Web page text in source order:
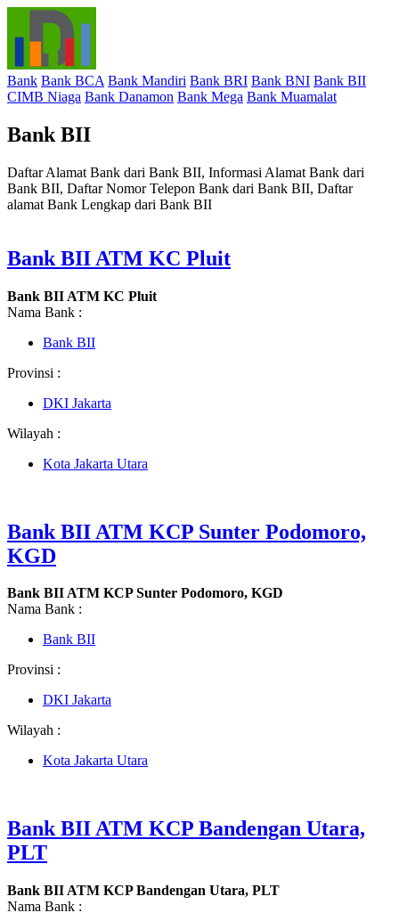
Bank Bank BCA Bank Mandiri Bank BRI Bank BNI Bank BII
CIMB Niaga Bank Danamon Bank Mega Bank Muamalat
Bank BII
Daftar Alamat Bank dari Bank BII, Informasi Alamat Bank dari
Bank BII, Daftar Nomor Telepon Bank dari Bank BII, Daftar
alamat Bank Lengkap dari Bank BII
Bank BII ATM KC Pluit
Bank BII ATM KC Pluit
Nama Bank :
Bank BII
Provinsi :
DKI Jakarta
Wilayah :
Kota Jakarta Utara
Bank BII ATM KCP Sunter Podomoro,
KGD
Bank BII ATM KCP Sunter Podomoro, KGD
Nama Bank :
Bank BII
Provinsi :
DKI Jakarta
Wilayah :
Kota Jakarta Utara
Bank BII ATM KCP Bandengan Utara,
PLT
Bank BII ATM KCP Bandengan Utara, PLT
Nama Bank :